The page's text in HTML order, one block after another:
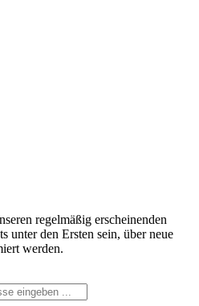
regelmäßig erscheinenden
unter den Ersten sein, über neue
werden.